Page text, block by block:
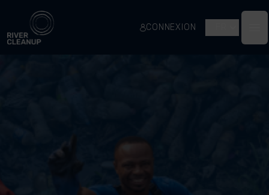
River Cleanup
CONNEXION